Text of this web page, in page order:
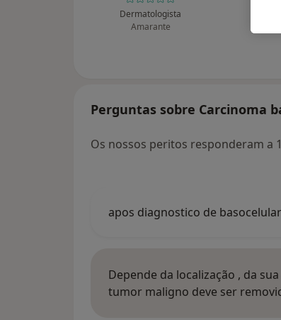
Dermatologista
Amarante
Perguntas sobre Carcinoma
Os nossos peritos responderam a
apos diagnostico de
Depende da localização , da
tumor maligno deve ser